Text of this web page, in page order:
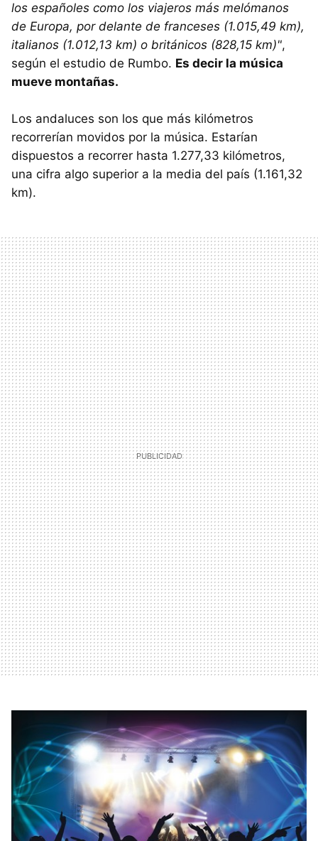
los españoles como los viajeros más melómanos
de Europa, por delante de franceses (1.015,49 km),
italianos (1.012,13 km) o británicos (828,15 km)",
según el estudio de Rumbo. Es decir la música
mueve montañas.
Los andaluces son los que más kilómetros
recorrerían movidos por la música. Estarían
dispuestos a recorrer hasta 1.277,33 kilómetros,
una cifra algo superior a la media del país (1.161,32
km).